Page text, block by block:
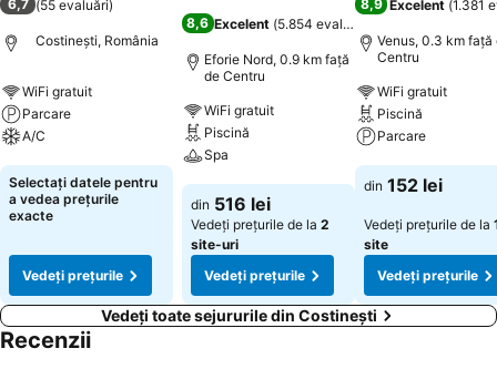
6,7 (55 evaluări)
Costinești, România
WiFi gratuit
Parcare
A/C
Vedeți prețurile
Selectați datele pentru
a vedea prețurile
exacte
Vedeți prețurile
8,6 Excelent (5.854 evaluări
Eforie Nord, 0.9 km faţă
de Centru
WiFi gratuit
Piscină
Spa
Vedeți prețurile
din 516 lei
Vedeți prețurile de la 2
site-uri
Vedeți prețurile
8,9 Excelent (1.381
Venus, 0.3 km faţă
Centru
WiFi gratuit
Piscină
Parcare
Vedeți prețurile
din 152 lei
Vedeți prețurile de la
site
Vedeți prețurile
Vedeți toate sejururile din Costinești
Recenzii